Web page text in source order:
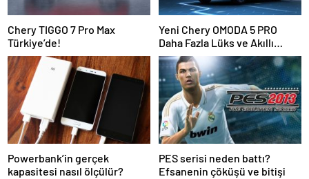
Chery TIGGO 7 Pro Max
Türkiye’de!
Yeni Chery OMODA 5 PRO
Daha Fazla Lüks ve Akıllı
Teknoloji ile Geldi!
Powerbank’in gerçek
kapasitesi nasıl ölçülür?
PES serisi neden battı?
Efsanenin çöküşü ve bitişi